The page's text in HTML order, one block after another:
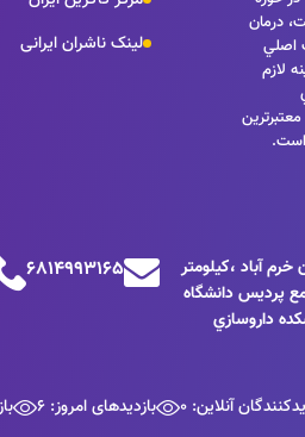
درمان
اصلي
لازم
است.
لینک ناشران ایرانی
آباد ،كيلومتر
پرديس دانشگاه
داروسازي
6814993165
آنلاین: 0 بازدیدهای امروز: 6